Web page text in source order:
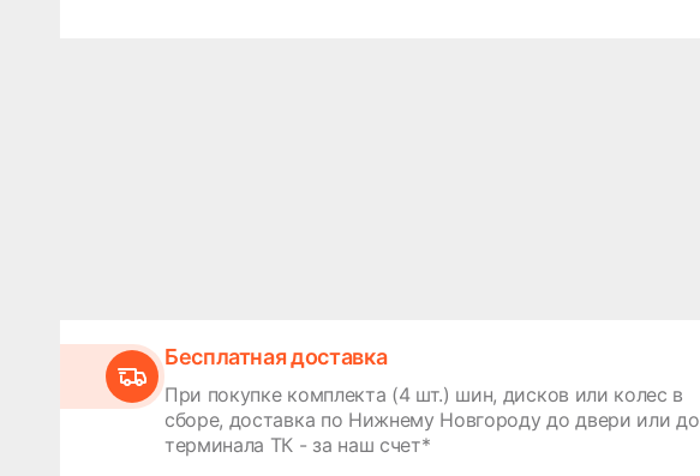
Бесплатная доставка
При покупке комплекта (4 шт.) шин, дисков или колес в
сборе, доставка по Нижнему Новгороду до двери или до
терминала ТК - за наш счет*